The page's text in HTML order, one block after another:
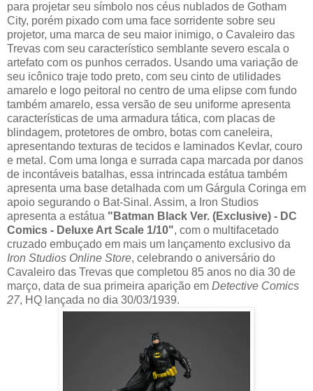
para projetar seu símbolo nos céus nublados de Gotham
City, porém pixado com uma face sorridente sobre seu
projetor, uma marca de seu maior inimigo, o Cavaleiro das
Trevas com seu característico semblante severo escala o
artefato com os punhos cerrados. Usando uma variação de
seu icônico traje todo preto, com seu cinto de utilidades
amarelo e logo peitoral no centro de uma elipse com fundo
também amarelo, essa versão de seu uniforme apresenta
características de uma armadura tática, com placas de
blindagem, protetores de ombro, botas com caneleira,
apresentando texturas de tecidos e laminados Kevlar, couro
e metal. Com uma longa e surrada capa marcada por danos
de incontáveis batalhas, essa intrincada estátua também
apresenta uma base detalhada com um Gárgula Coringa em
apoio segurando o Bat-Sinal. Assim, a Iron Studios
apresenta a estátua "Batman Black Ver. (Exclusive) - DC
Comics - Deluxe Art Scale 1/10", com o multifacetado
cruzado embuçado em mais um lançamento exclusivo da
Iron Studios Online Store, celebrando o aniversário do
Cavaleiro das Trevas que completou 85 anos no dia 30 de
março, data de sua primeira aparição em Detective Comics
27, HQ lançada no dia 30/03/1939.